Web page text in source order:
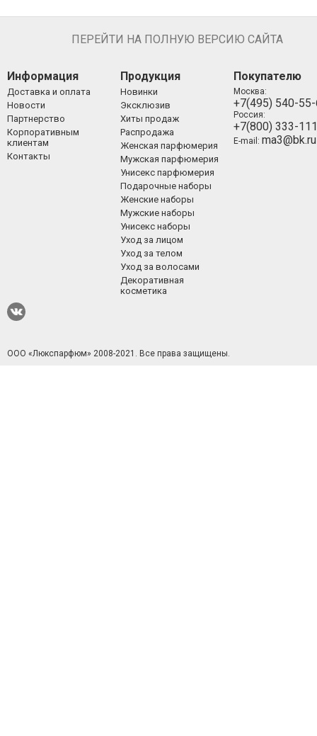
ПЕРЕЙТИ НА ПОЛНУЮ ВЕРСИЮ САЙТА
Информация
Доставка и оплата
Новости
Партнерство
Корпоративным
клиентам
Контакты
Продукция
Новинки
Эксклюзив
Хиты продаж
Распродажа
Женская парфюмерия
Мужская парфюмерия
Унисекс парфюмерия
Подарочные наборы
Женские наборы
Мужские наборы
Унисекс наборы
Уход за лицом
Уход за телом
Уход за волосами
Декоративная
косметика
Покупателю
Москва:
+7(495) 540-
Россия:
+7(800) 333-
E-mail: ma3@bk.ru
ООО «Люкспарфюм» 2008-2021. Все права защищены.